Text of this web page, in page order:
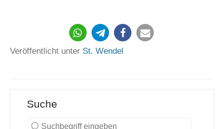
Veröffentlicht unter St. Wendel
Suche